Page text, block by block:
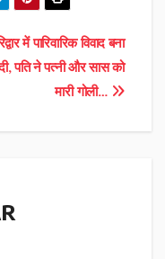
में पारिवारिक विवाद बना
पति ने पत्नी और सास को
मारी गोली…